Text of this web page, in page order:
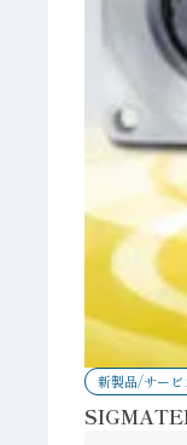
新製品/サービ